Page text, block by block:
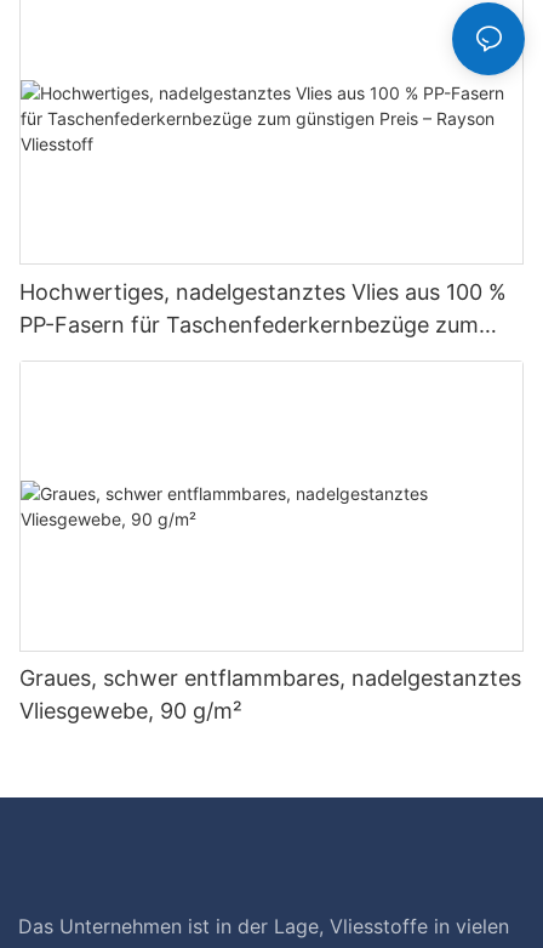
Hochwertiges, nadelgestanztes Vlies aus 100 %
PP-Fasern für Taschenfederkernbezüge zum
günstigen Preis – Rayson Vliesstoff
Graues, schwer entflammbares, nadelgestanztes
Vliesgewebe, 90 g/m²
Das Unternehmen ist in der Lage, Vliesstoffe in vielen